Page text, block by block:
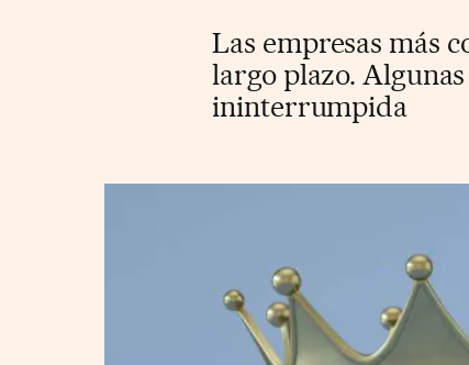
Las empresas más
largo plazo.
ininterrumpida